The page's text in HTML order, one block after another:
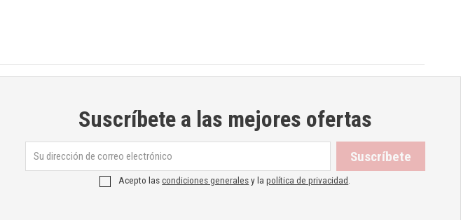
Suscríbete a las mejores ofertas
Acepto lascondiciones generalesy lapolítica de privacidad